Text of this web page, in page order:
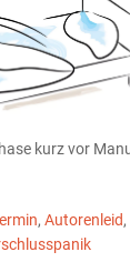
kurz vor
, Autorenleid,